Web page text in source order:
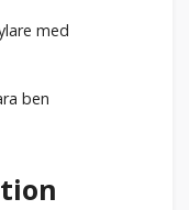
med
ben